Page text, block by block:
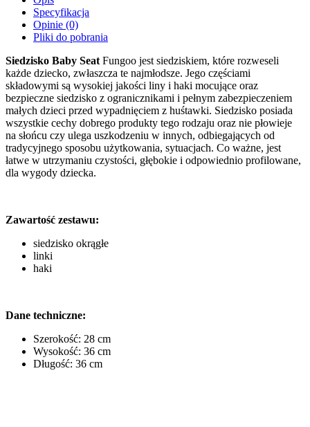
Specyfikacja
Opinie (0)
Pliki do pobrania
Siedzisko Baby Seat Fungoo jest siedziskiem, które rozweseli
każde dziecko, zwłaszcza te najmłodsze. Jego częściami
składowymi są wysokiej jakości liny i haki mocujące oraz
bezpieczne siedzisko z ogranicznikami i pełnym zabezpieczeniem
małych dzieci przed wypadnięciem z huśtawki. Siedzisko posiada
wszystkie cechy dobrego produkty tego rodzaju oraz nie płowieje
na słońcu czy ulega uszkodzeniu w innych, odbiegających od
tradycyjnego sposobu użytkowania, sytuacjach. Co ważne, jest
łatwe w utrzymaniu czystości, głębokie i odpowiednio profilowane,
dla wygody dziecka.
Zawartość zestawu:
siedzisko okrągłe
linki
haki
Dane techniczne:
Szerokość: 28 cm
Wysokość: 36 cm
Długość: 36 cm